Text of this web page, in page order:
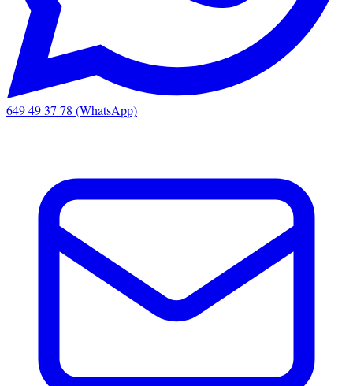
649 49 37 78 (WhatsApp)